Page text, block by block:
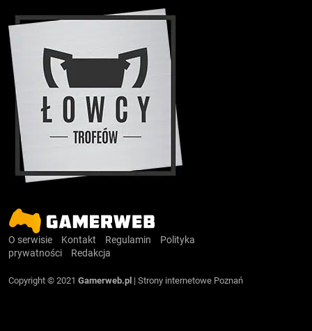
O serwisie Kontakt Regulamin
Polityka
prywatności
Redakcja
Copyright © 2021 Gamerweb.pl | Strony internetowe Poznań